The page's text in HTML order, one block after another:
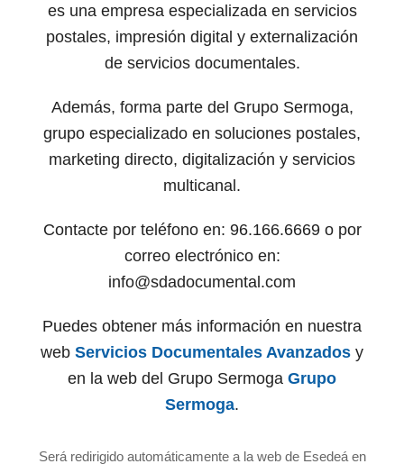
es una empresa especializada en servicios
postales, impresión digital y externalización
de servicios documentales.
Además, forma parte del Grupo Sermoga,
grupo especializado en soluciones postales,
marketing directo, digitalización y servicios
multicanal.
Contacte por teléfono en: 96.166.6669 o por
correo electrónico en:
info@sdadocumental.com
Puedes obtener más información en nuestra
web Servicios Documentales Avanzados y
en la web del Grupo Sermoga Grupo
Sermoga.
Será redirigido automáticamente a la web de Esedeá en